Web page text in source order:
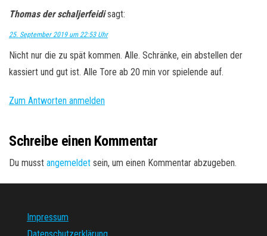
Thomas der schaljerfeidi sagt:
25. September 2019 um 22:53 Uhr
Nicht nur die zu spät kommen. Alle. Schränke, ein abstellen der
kassiert und gut ist. Alle Tore ab 20 min vor spielende auf.
Zum Antworten anmelden
Schreibe einen Kommentar
Du musst angemeldet sein, um einen Kommentar abzugeben.
Impressum